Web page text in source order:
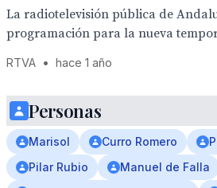
La radiotelevisión pública de
programación para la nueva
RTVA • hace 1 año
Personas
Marisol Curro Romero
Pilar Rubio
Manuel de Falla